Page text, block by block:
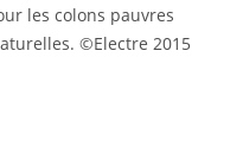
les colons pauvres
©Electre 2015